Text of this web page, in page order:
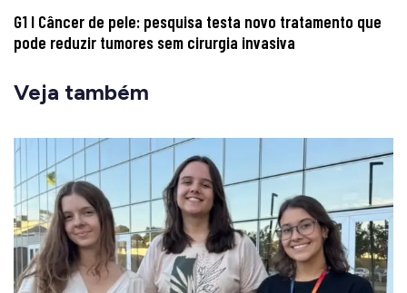
G1 I Câncer de pele: pesquisa testa novo tratamento que
pode reduzir tumores sem cirurgia invasiva
Veja também